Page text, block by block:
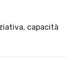
capacità